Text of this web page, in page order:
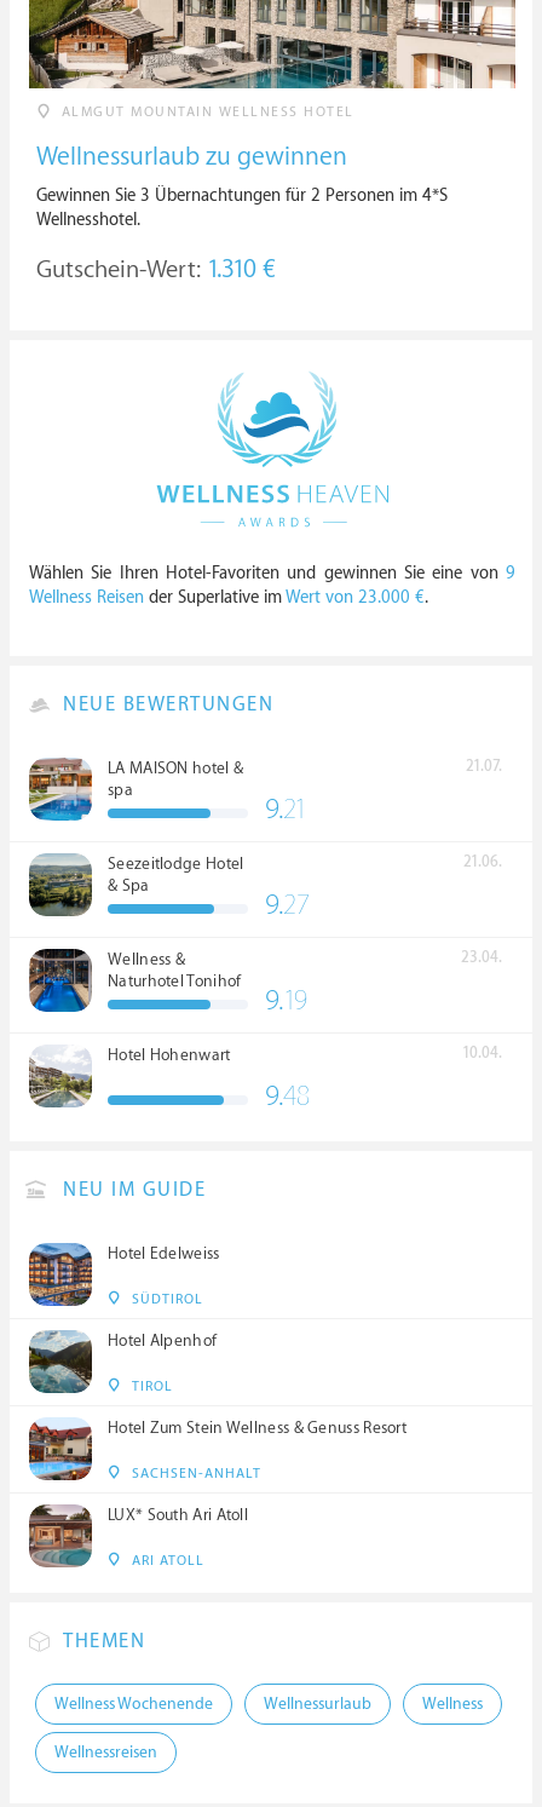
ALMGUT MOUNTAIN WELLNESS HOTEL
Wellnessurlaub zu gewinnen
Gewinnen Sie 3 Übernachtungen für 2 Personen im 4*S
Wellnesshotel.
Gutschein-Wert: 1.310 €
Wählen Sie Ihren Hotel-Favoriten und gewinnen Sie eine von 9
Wellness Reisen der Superlative imWert von 23.000 €.
NEUE BEWERTUNGEN
LA MAISON hotel &
spa
21.07.
9.21
Seezeitlodge Hotel
& Spa
21.06.
9.27
Wellness &
Naturhotel Tonihof
****S
23.04.
9.19
Hotel Hohenwart 10.04.
9.48
NEU IM GUIDE
Hotel Edelweiss
SÜDTIROL
Hotel Alpenhof
TIROL
Hotel Zum Stein Wellness & Genuss Resort
SACHSEN-ANHALT
LUX* South Ari Atoll
ARI ATOLL
THEMEN
Wellness Wochenende Wellnessurlaub Wellness
Wellnessreisen